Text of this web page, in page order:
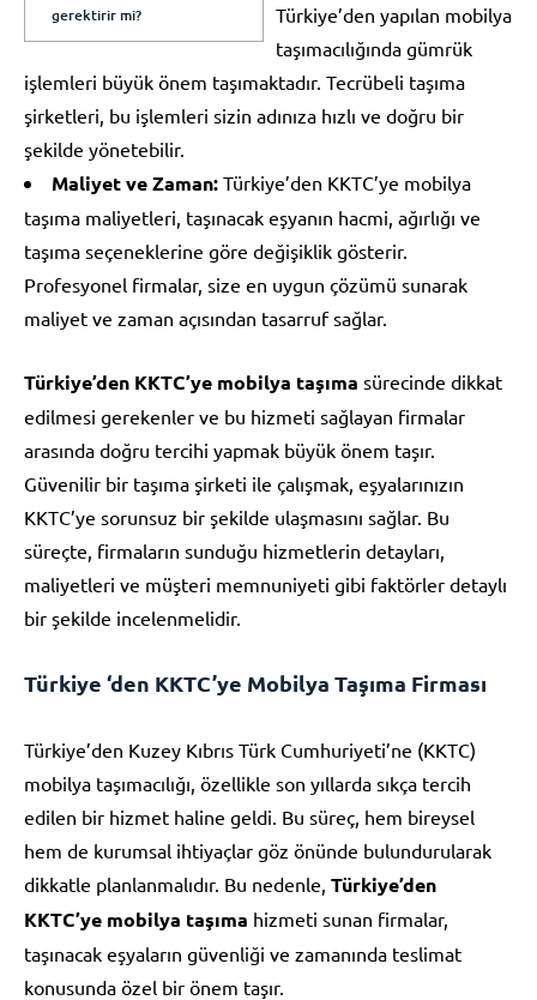
gerektirir mi?
Türkiye’den yapılan mobilya
taşımacılığında gümrük
işlemleri büyük önem taşımaktadır. Tecrübeli taşıma
şirketleri, bu işlemleri sizin adınıza hızlı ve doğru bir
şekilde yönetebilir.
Maliyet ve Zaman: Türkiye’den KKTC’ye mobilya
taşıma maliyetleri, taşınacak eşyanın hacmi, ağırlığı ve
taşıma seçeneklerine göre değişiklik gösterir.
Profesyonel firmalar, size en uygun çözümü sunarak
maliyet ve zaman açısından tasarruf sağlar.
Türkiye’den KKTC’ye mobilya taşıma sürecinde dikkat
edilmesi gerekenler ve bu hizmeti sağlayan firmalar
arasında doğru tercihi yapmak büyük önem taşır.
Güvenilir bir taşıma şirketi ile çalışmak, eşyalarınızın
KKTC’ye sorunsuz bir şekilde ulaşmasını sağlar. Bu
süreçte, firmaların sunduğu hizmetlerin detayları,
maliyetleri ve müşteri memnuniyeti gibi faktörler detaylı
bir şekilde incelenmelidir.
Türkiye ‘den KKTC’ye Mobilya Taşıma Firması
Türkiye’den Kuzey Kıbrıs Türk Cumhuriyeti’ne (KKTC)
mobilya taşımacılığı, özellikle son yıllarda sıkça tercih
edilen bir hizmet haline geldi. Bu süreç, hem bireysel
hem de kurumsal ihtiyaçlar göz önünde bulundurularak
dikkatle planlanmalıdır. Bu nedenle, Türkiye’den
KKTC’ye mobilya taşıma hizmeti sunan firmalar,
taşınacak eşyaların güvenliği ve zamanında teslimat
konusunda özel bir önem taşır.